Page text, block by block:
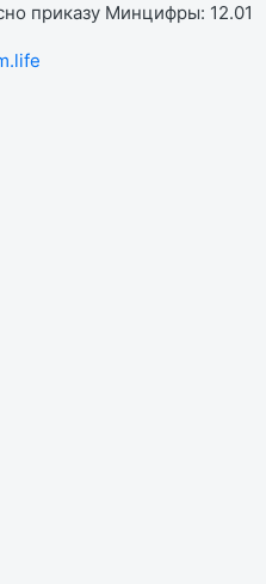
приказу Минцифры: 12.01